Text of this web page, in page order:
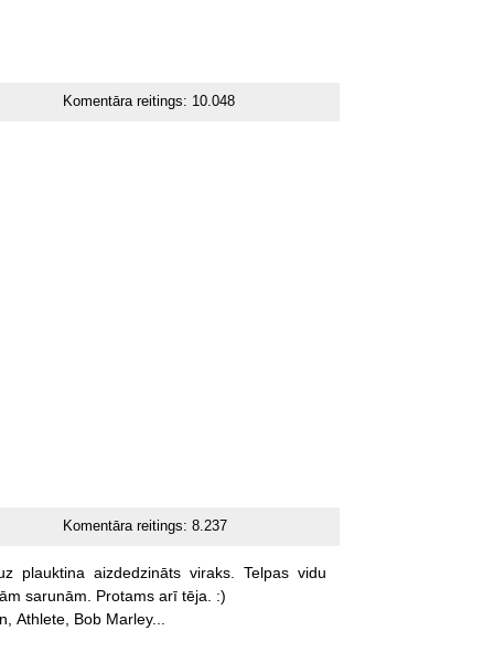
Komentāra reitings: 10.048
Komentāra reitings:8.237
plauktina aizdedzināts viraks. Telpas vidu
sarunām. Protams arī tēja.
:)
Athlete, Bob Marley...